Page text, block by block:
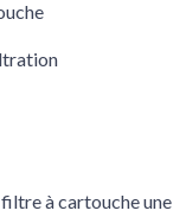
à cartouche une